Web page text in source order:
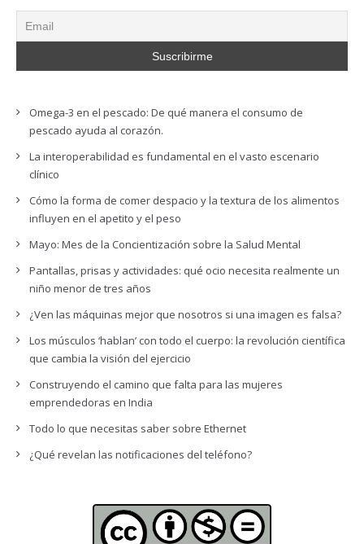
Omega-3 en el pescado: De qué manera el consumo de
pescado ayuda al corazón.
La interoperabilidad es fundamental en el vasto escenario
clínico
Cómo la forma de comer despacio y la textura de los alimentos
influyen en el apetito y el peso
Mayo: Mes de la Concientización sobre la Salud Mental
Pantallas, prisas y actividades: qué ocio necesita realmente un
niño menor de tres años
¿Ven las máquinas mejor que nosotros si una imagen es falsa?
Los músculos ‘hablan’ con todo el cuerpo: la revolución científica
que cambia la visión del ejercicio
Construyendo el camino que falta para las mujeres
emprendedoras en India
Todo lo que necesitas saber sobre Ethernet
¿Qué revelan las notificaciones del teléfono?